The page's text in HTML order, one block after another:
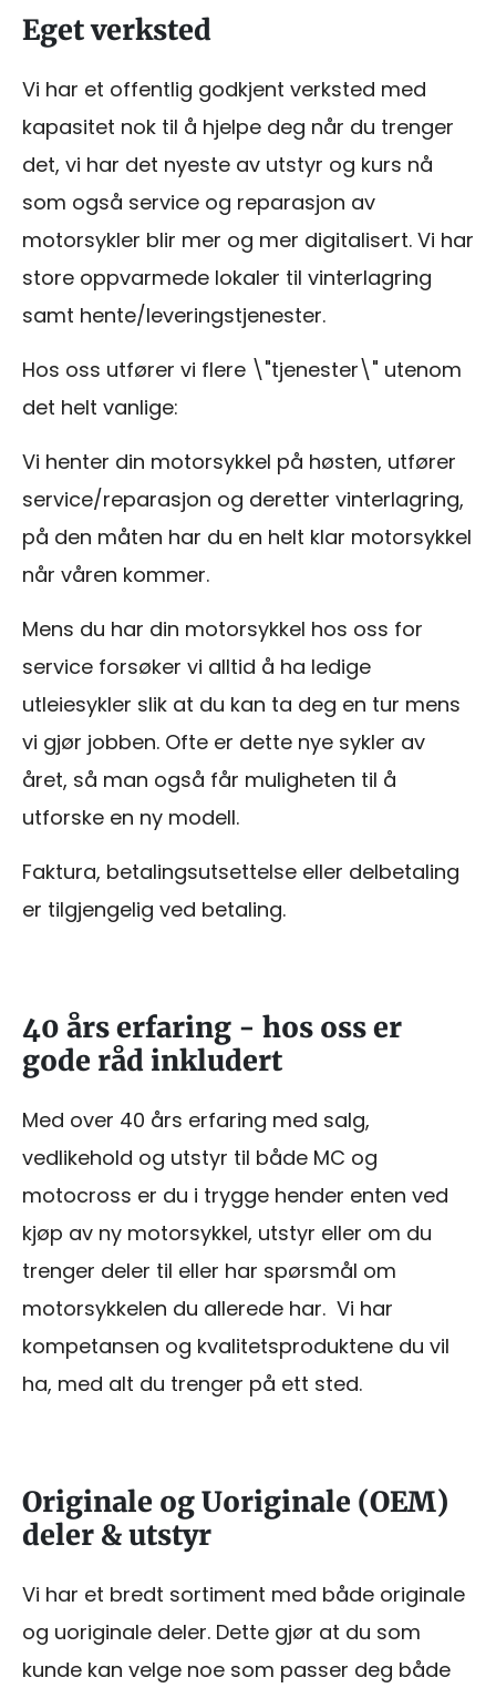
Eget verksted
Vi har et offentlig godkjent verksted med
kapasitet nok til å hjelpe deg når du trenger
det, vi har det nyeste av utstyr og kurs nå
som også service og reparasjon av
motorsykler blir mer og mer digitalisert. Vi har
store oppvarmede lokaler til vinterlagring
samt hente/leveringstjenester.
Hos oss utfører vi flere \"tjenester\" utenom
det helt vanlige:
Vi henter din motorsykkel på høsten, utfører
service/reparasjon og deretter vinterlagring,
på den måten har du en helt klar motorsykkel
når våren kommer.
Mens du har din motorsykkel hos oss for
service forsøker vi alltid å ha ledige
utleiesykler slik at du kan ta deg en tur mens
vi gjør jobben. Ofte er dette nye sykler av
året, så man også får muligheten til å
utforske en ny modell.
Faktura, betalingsutsettelse eller delbetaling
er tilgjengelig ved betaling.
40 års erfaring - hos oss er
gode råd inkludert
Med over 40 års erfaring med salg,
vedlikehold og utstyr til både MC og
motocross er du i trygge hender enten ved
kjøp av ny motorsykkel, utstyr eller om du
trenger deler til eller har spørsmål om
motorsykkelen du allerede har. Vi har
kompetansen og kvalitetsproduktene du vil
ha, med alt du trenger på ett sted.
Originale og Uoriginale (OEM)
deler & utstyr
Vi har et bredt sortiment med både originale
og uoriginale deler. Dette gjør at du som
kunde kan velge noe som passer deg både